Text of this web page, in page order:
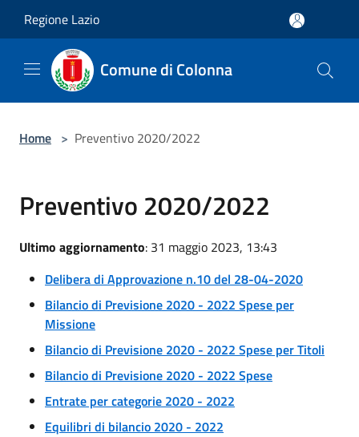
Regione Lazio
Comune di Colonna
Home > Preventivo 2020/2022
Preventivo 2020/2022
Ultimo aggiornamento: 31 maggio 2023, 13:43
Delibera di Approvazione n.10 del 28-04-2020
Bilancio di Previsione 2020 - 2022 Spese per
Missione
Bilancio di Previsione 2020 - 2022 Spese per Titoli
Bilancio di Previsione 2020 - 2022 Spese
Entrate per categorie 2020 - 2022
Equilibri di bilancio 2020 - 2022